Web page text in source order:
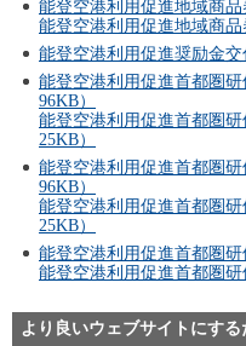
能登空港利用促進地域商品
能登空港利用促進地域商品
能登空港利用促進奨励金交
能登空港利用促進首都圏研
96KB）
能登空港利用促進首都圏
25KB）
能登空港利用促進首都圏研
96KB）
能登空港利用促進首都圏
25KB）
能登空港利用促進首都圏研
能登空港利用促進首都圏研
より良いウェブサイトにす